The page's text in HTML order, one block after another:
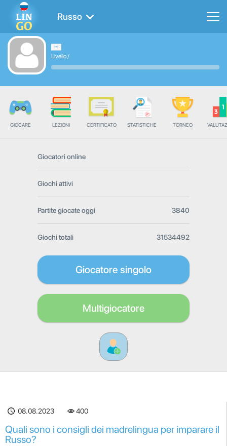
Russo
Livello/
GIOCARE LEZIONI CERTIFICATO STATISTICHE TORNEO
Giocatori online
Giochi attivi
Partite giocate oggi 3840
Giochi totali 31534492
Giocatore singolo
Multigiocatore
08.08.2023 400
Quali sono i consigli dei madrelingua per imparare il
Russo?